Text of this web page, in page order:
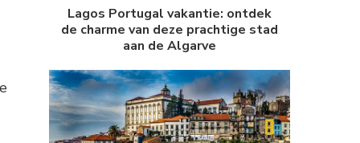
Lagos Portugal vakantie: ontdek
de charme van deze prachtige stad
aan de Algarve